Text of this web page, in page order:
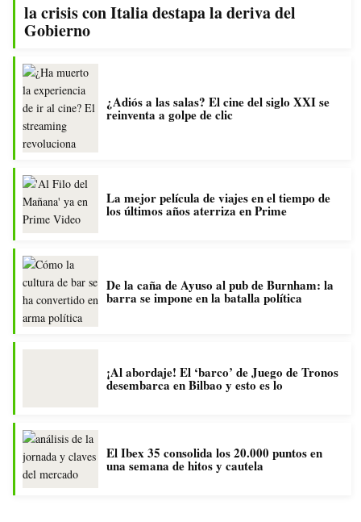
la crisis con Italia destapa la deriva del
Gobierno
¿Adiós a las salas? El cine del siglo XXI se
reinventa a golpe de clic
La mejor película de viajes en el tiempo de
los últimos años aterriza en Prime
De la caña de Ayuso al pub de Burnham: la
barra se impone en la batalla política
¡Al abordaje! El ‘barco’ de Juego de Tronos
desembarca en Bilbao y esto es lo
El Ibex 35 consolida los 20.000 puntos en
una semana de hitos y cautela